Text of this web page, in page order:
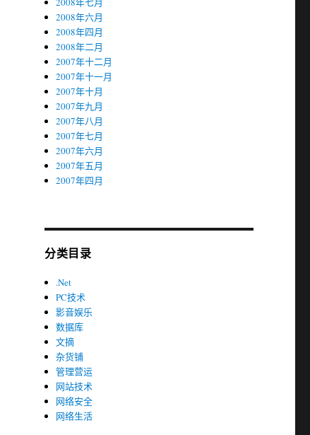
2008年六月
2008年四月
2008年二月
2007年十二月
2007年十一月
2007年十月
2007年九月
2007年八月
2007年七月
2007年六月
2007年五月
2007年四月
分类目录
.Net
PC技术
影音娱乐
数据库
文摘
杂货铺
管理营运
网站技术
网络安全
网络生活